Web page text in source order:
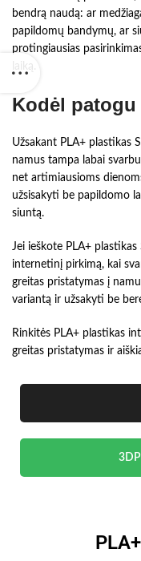
bendrą naudą: ar
papildomų bandymų, ar
protingiausias
laiką.
Kodėl
Užsakant PLA+ plastikas
namus tampa labai
net artimiausioms
užsisakyti be papildomo
siuntą.
Jei ieškote PLA+
internetinį pirkimą, kai
greitas pristatymas į
variantą ir užsakyti be
Rinkitės PLA+ plastikas
greitas pristatymas ir